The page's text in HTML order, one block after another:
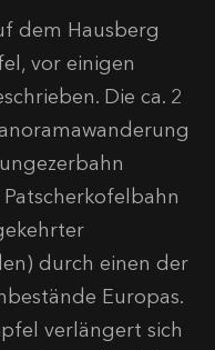
dem Hausberg
vor einigen
Die ca. 2
durch einen der
Europas.
verlängert sich